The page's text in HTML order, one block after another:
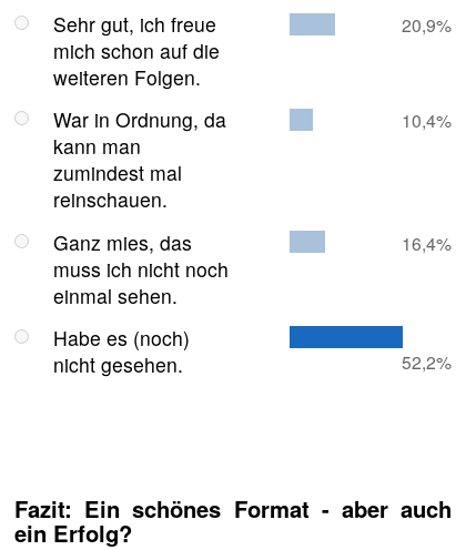
Sehr gut, ich freue
mich schon auf die
weiteren Folgen.
20,9%
War in Ordnung, da
kann man
zumindest mal
reinschauen.
10,4%
Ganz mies, das
muss ich nicht noch
einmal sehen.
16,4%
Habe es (noch)
nicht gesehen.
52,2%
Fazit: Ein schönes Format - aber auch
ein Erfolg?